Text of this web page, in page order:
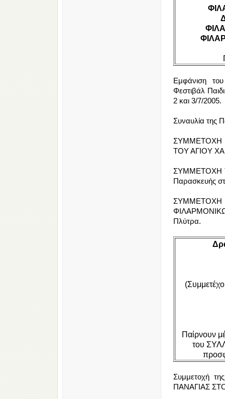
Εμφάνιση
Φεστιβάλ
2 και 3/7/2005.
Συναυλία της
ΣΥΜΜΕΤΟΧΗ
ΤΟΥ ΑΓΙΟΥ
ΣΥΜΜΕΤΟΧΗ
Παρασκευής
Πλύτρα.
Παίρνουν
του
Συμμετοχή
ΠΑΝΑΓΙΑΣ